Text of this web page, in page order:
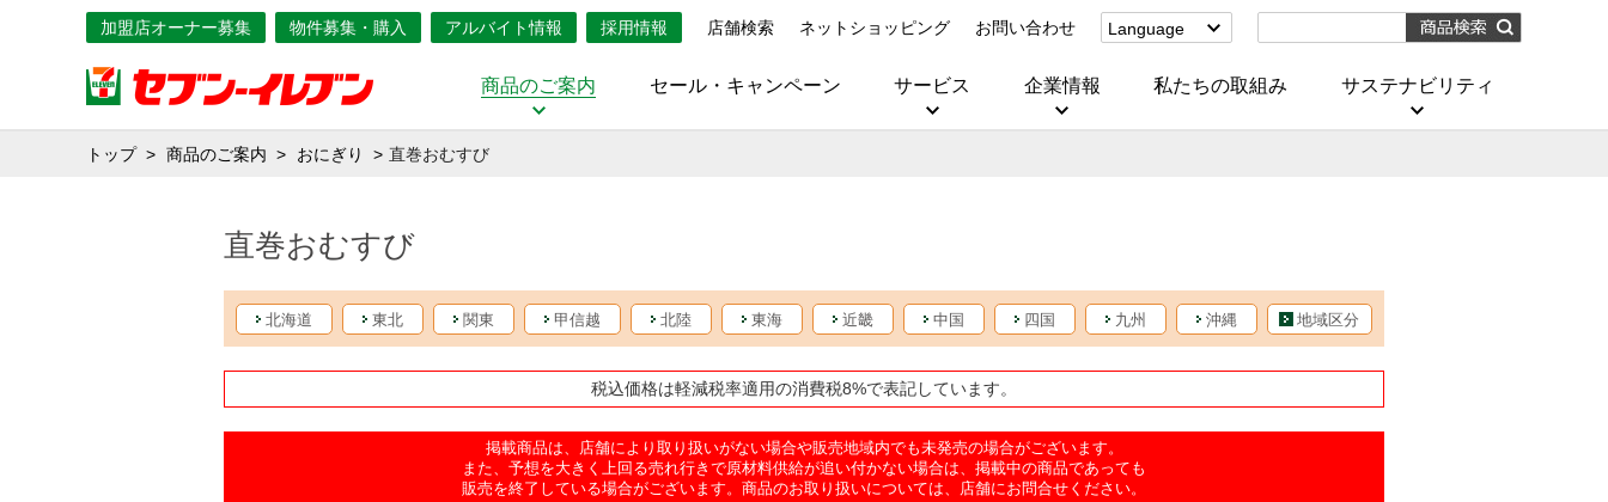
加盟店オーナー募集 物件募集・購入 アルバイト情報 採用情報 店舗検索 ネットショッピング お問い合わせ
Language
(Corporate)
(บริการ)
商品のご案内 セール・キャンペーン サービス 企業情報 私たちの取組み サステナビリティ
トップ 商品のご案内 おにぎり 直巻おむすび
直巻おむすび
北海道 東北 関東 甲信越 北陸 東海 近畿 中国 四国 九州 沖縄 地域区分
税込価格は軽減税率適用の消費税8%で表記しています。
掲載商品は、店舗により取り扱いがない場合や販売地域内でも未発売の場合がございます。
また、予想を大きく上回る売れ行きで原材料供給が追い付かない場合は、掲載中の商品であっても
販売を終了している場合がございます。商品のお取り扱いについては、店舗にお問合せください。